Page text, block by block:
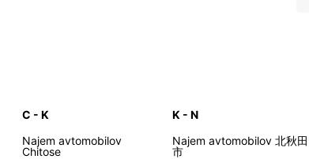
C - K
Najem avtomobilov
Chitose
K - N
Najem avtomobilov 北秋田
市